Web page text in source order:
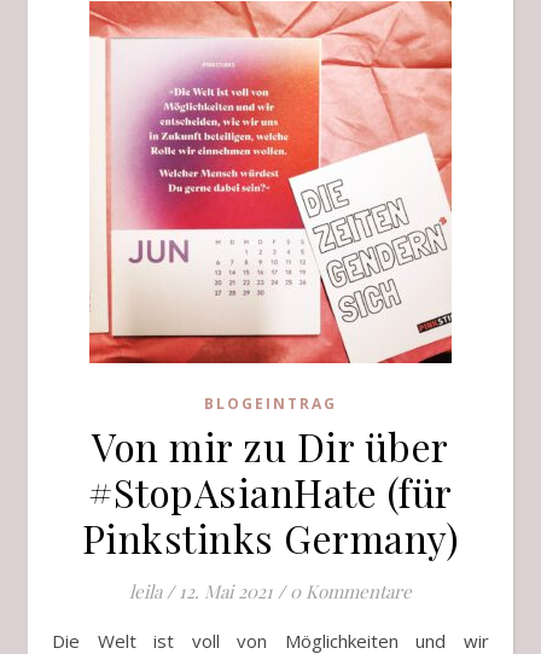
BLOGEINTRAG
Von mir zu Dir über
#StopAsianHate (für
Pinkstinks Germany)
leila / 12. Mai 2021 / 0 Kommentare
Die Welt ist voll von Möglichkeiten und wir